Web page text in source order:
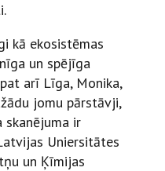
kā ekosistēmas
un spējīga
arī Līga, Monika,
jomu pārstāvji,
skanējuma ir
Uniersitātes
un Ķīmijas